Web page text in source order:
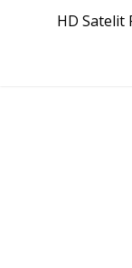
HD Satelit